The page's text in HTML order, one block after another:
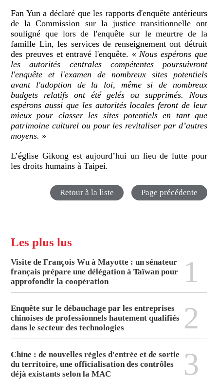
Fan Yun a déclaré que les rapports d'enquête antérieurs
de la Commission sur la justice transitionnelle ont
souligné que lors de l'enquête sur le meurtre de la
famille Lin, les services de renseignement ont détruit
des preuves et entravé l'enquête. «Nous espérons que
les autorités centrales compétentes poursuivront
l'enquête et l'examen de nombreux sites potentiels
avant l'adoption de la loi, même si de nombreux
budgets relatifs ont été gelés ou supprimés. Nous
espérons aussi que les autorités locales feront de leur
mieux pour classer les sites potentiels en tant que
patrimoine culturel ou pour les revitaliser par d’autres
moyens. »
L’église Gikong est aujourd’hui un lieu de lutte pour
les droits humains à Taipei.
Retour à la liste Page précédente
Les plus lus
Visite de François Wu à Mayotte : un sénateur
français prépare une délégation à Taïwan pour
approfondir la coopération
1
Enquête sur le débauchage par les entreprises
chinoises de professionnels hautement qualifiés
dans le secteur des technologies
2
Chine : de nouvelles règles d'entrée et de sortie
du territoire, une officialisation des contrôles
déjà existants selon la MAC
3